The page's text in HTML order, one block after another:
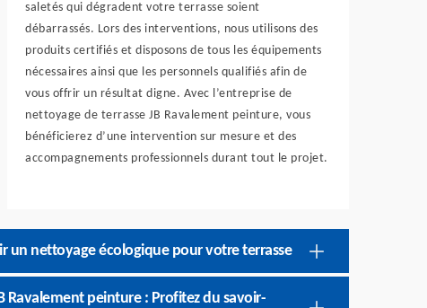
saletés qui dégradent votre terrasse soient
débarrassés. Lors des interventions, nous utilisons des
produits certifiés et disposons de tous les équipements
nécessaires ainsi que les personnels qualifiés afin de
vous offrir un résultat digne. Avec l’entreprise de
nettoyage de terrasse JB Ravalement peinture, vous
bénéficierez d’une intervention sur mesure et des
accompagnements professionnels durant tout le projet.
un nettoyage écologique pour votre terrasse
Ravalement peinture : Profitez du savoir-